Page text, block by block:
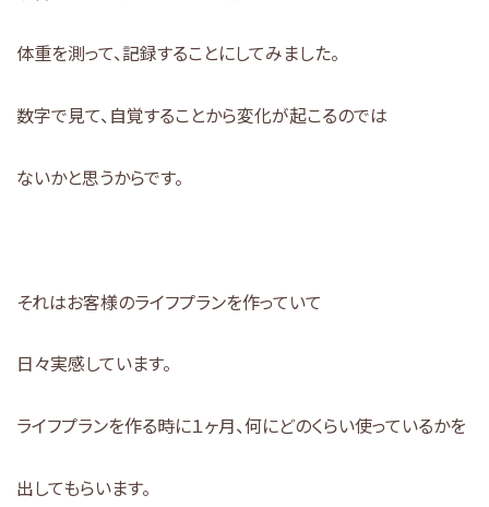
体重を測って、記録することにしてみました。
数字で見て、自覚することから変化が起こるのでは
ないかと思うからです。
それはお客様のライフプランを作っていて
日々実感しています。
ライフプランを作る時に１ヶ月、何にどのくらい使っているかを
出してもらいます。